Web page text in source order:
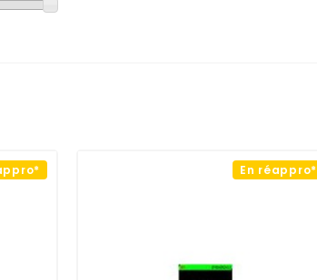
En réappro*